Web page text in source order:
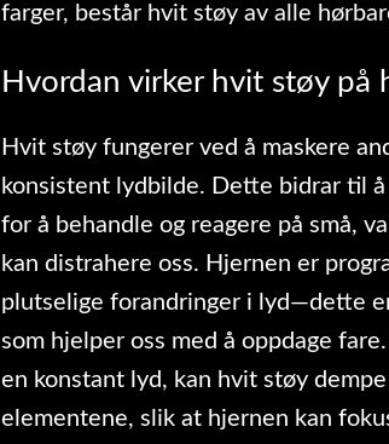
farger, består hvit støy av alle
Hvordan virker hvit støy på
Hvit støy fungerer ved å maskere
konsistent lydbilde. Dette bidrar til
for å behandle og reagere på små,
kan distrahere oss. Hjernen er
plutselige forandringer i lyd—dette
som hjelper oss med å oppdage
en konstant lyd, kan hvit støy
elementene, slik at hjernen kan